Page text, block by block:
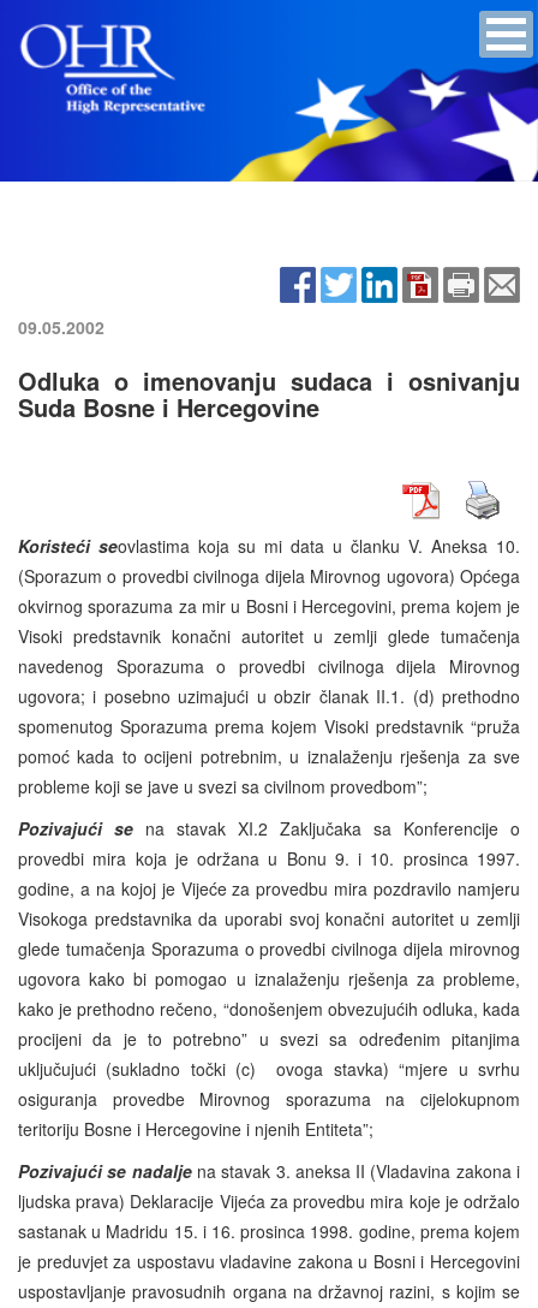
09.05.2002
Odluka o imenovanju sudaca i osnivanju
Suda Bosne i Hercegovine
Koristeći seovlastima koja su mi data u članku V. Aneksa 10.
(Sporazum o provedbi civilnoga dijela Mirovnog ugovora) Općega
okvirnog sporazuma za mir u Bosni i Hercegovini, prema kojem je
Visoki predstavnik konačni autoritet u zemlji glede tumačenja
navedenog Sporazuma o provedbi civilnoga dijela Mirovnog
ugovora; i posebno uzimajući u obzir članak II.1. (d) prethodno
spomenutog Sporazuma prema kojem Visoki predstavnik “pruža
pomoć kada to ocijeni potrebnim, u iznalaženju rješenja za sve
probleme koji se jave u svezi sa civilnom provedbom”;
Pozivajući se na stavak XI.2 Zaključaka sa Konferencije o
provedbi mira koja je održana u Bonu 9. i 10. prosinca 1997.
godine, a na kojoj je Vijeće za provedbu mira pozdravilo namjeru
Visokoga predstavnika da uporabi svoj konačni autoritet u zemlji
glede tumačenja Sporazuma o provedbi civilnoga dijela mirovnog
ugovora kako bi pomogao u iznalaženju rješenja za probleme,
kako je prethodno rečeno, “donošenjem obvezujućih odluka, kada
procijeni da je to potrebno” u svezi sa određenim pitanjima
uključujući (sukladno točki (c) ovoga stavka) “mjere u svrhu
osiguranja provedbe Mirovnog sporazuma na cijelokupnom
teritoriju Bosne i Hercegovine i njenih Entiteta”;
Pozivajući se nadalje na stavak 3. aneksa II (Vladavina zakona i
ljudska prava) Deklaracije Vijeća za provedbu mira koje je održalo
sastanak u Madridu 15. i 16. prosinca 1998. godine, prema kojem
je preduvjet za uspostavu vladavine zakona u Bosni i Hercegovini
uspostavljanje pravosudnih organa na državnoj razini, s kojim se